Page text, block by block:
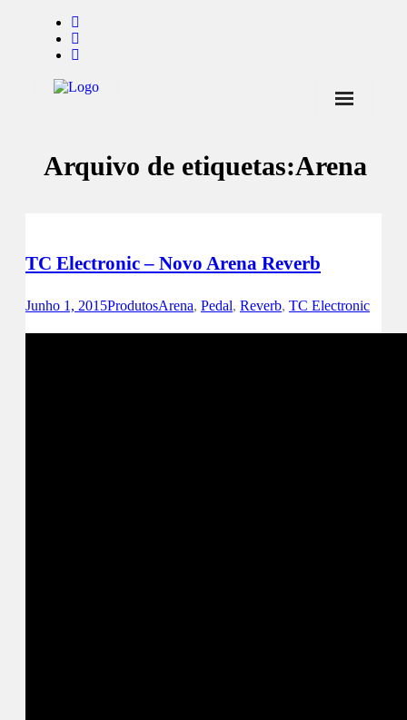
Notícias
Pontos de Venda
Promoções
Arquivo de etiquetas:Arena
TC Electronic – Novo Arena Reverb
Junho 1, 2015ProdutosArena, Pedal, Reverb, TC Electronic